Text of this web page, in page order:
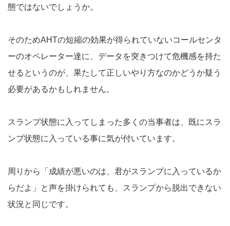
態ではないでしょうか。
そのためAHTの短縮の効果が得られていないコールセンタ
ーのオペレーター達に、データを突きつけて危機感を持た
せるというのが、果たして正しいやり方なのかどうか疑う
必要があるかもしれません。
スランプ状態に入ってしまった多くの当事者は、既にスラ
ンプ状態に入っている事に気が付いています。
周りから「成績が悪いのは、君がスランプに入っているか
らだよ」と声を掛けられても、スランプから脱出できない
状況と同じです。